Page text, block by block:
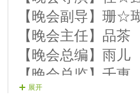
第三篇章《拥抱春
开场舞蹈：云朵《
19演员: 心路：《
20演员：云朵：《
21演员：海洋：《
7、全部节目结束
8、结束后三个麦
满结束，走正常麦
【晚会副导】珊☆
【晚会主任】品茶
【晚会总编】雨儿
【晚会总监】千惠
【晚会总协】品味
展开